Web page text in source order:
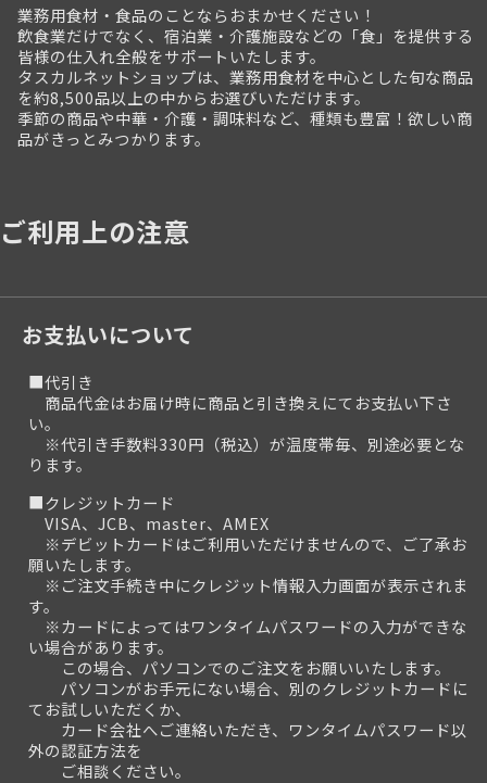
業務用食材・食品のことならおまかせください！
飲食業だけでなく、宿泊業・介護施設などの「食」を提供する
皆様の仕入れ全般をサポートいたします。
タスカルネットショップは、業務用食材を中心とした旬な商品
を約8,500品以上の中からお選びいただけます。
季節の商品や中華・介護・調味料など、種類も豊富！欲しい商
品がきっとみつかります。
ご利用上の注意
お支払いについて
■代引き
商品代金はお届け時に商品と引き換えにてお支払い下さ
い。
※代引き手数料330円（税込）が温度帯毎、別途必要とな
ります。
■クレジットカード
VISA、JCB、master、AMEX
※デビットカードはご利用いただけませんので、ご了承お
願いたします。
※ご注文手続き中にクレジット情報入力画面が表示されま
す。
※カードによってはワンタイムパスワードの入力ができな
い場合があります。
この場合、パソコンでのご注文をお願いいたします。
パソコンがお手元にない場合、別のクレジットカードに
てお試しいただくか、
カード会社へご連絡いただき、ワンタイムパスワード以
外の認証方法を
ご相談ください。